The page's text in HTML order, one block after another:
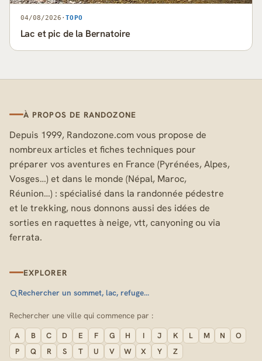
04/08/2026 · TOPO
Lac et pic de la Bernatoire
À PROPOS DE RANDOZONE
Depuis 1999, Randozone.com vous propose de
nombreux articles et fiches techniques pour
préparer vos aventures en France (Pyrénées, Alpes,
Vosges…) et dans le monde (Népal, Maroc,
Réunion…) : spécialisé dans la randonnée pédestre
et le trekking, nous donnons aussi des idées de
sorties en raquettes à neige, vtt, canyoning ou via
ferrata.
EXPLORER
Rechercher un sommet, lac, refuge…
Rechercher une ville qui commence par :
A B C D E F G H I J K L M N
O
P
Q R S T U V W X Y Z